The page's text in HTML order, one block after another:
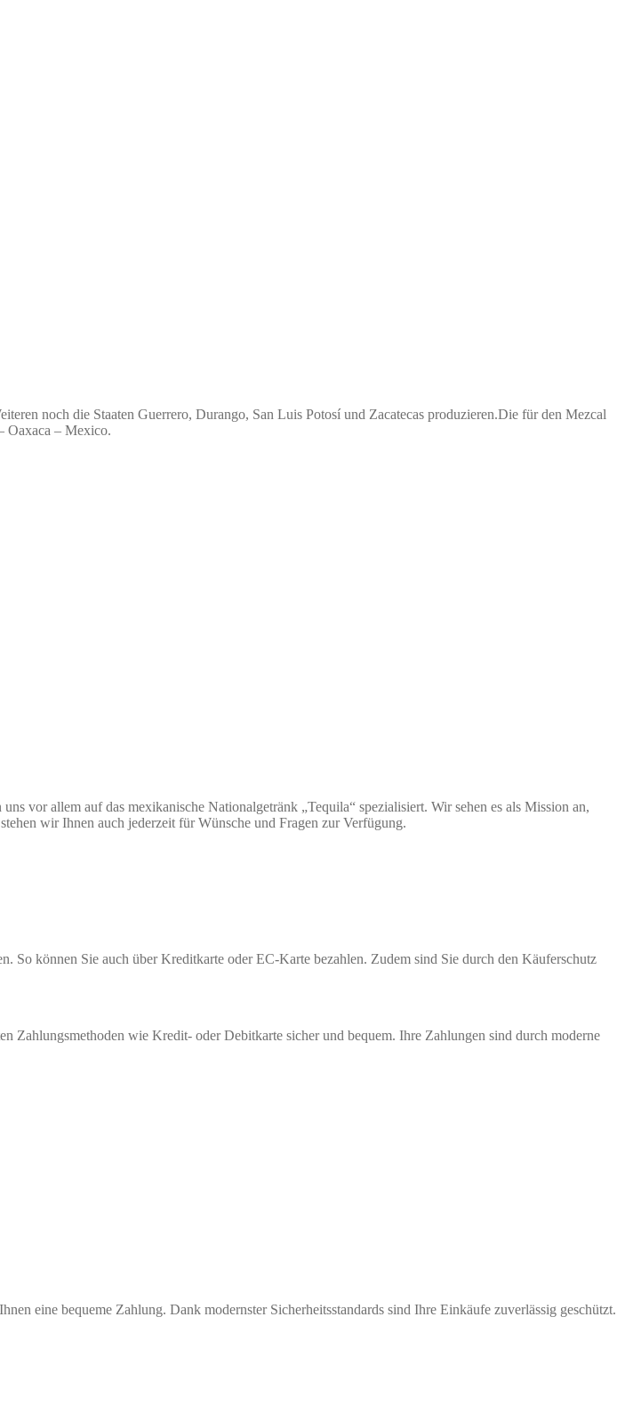
noch die Staaten Guerrero, Durango, San Luis Potosí und Zacatecas produzieren.Die für den Mezcal
Oaxaca – Mexico.
vor allem auf das mexikanische Nationalgetränk „Tequila“ spezialisiert. Wir sehen es als Mission an,
wir Ihnen auch jederzeit für Wünsche und Fragen zur Verfügung.
So können Sie auch über Kreditkarte oder EC-Karte bezahlen. Zudem sind Sie durch den Käuferschutz
Zahlungsmethoden wie Kredit- oder Debitkarte sicher und bequem. Ihre Zahlungen sind durch moderne
eine bequeme Zahlung. Dank modernster Sicherheitsstandards sind Ihre Einkäufe zuverlässig geschützt.